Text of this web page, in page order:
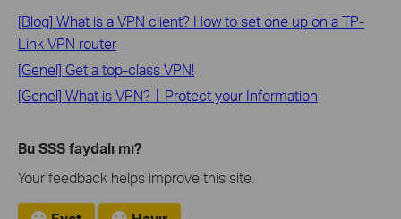
[Blog] What is a VPN client? How to set one up on a TP-
Link VPN router
[Genel] Get a top-class VPN!
[Genel] What is VPN?〡Protect your Information
Bu SSS faydalı mı?
Your feedback helps improve this site.